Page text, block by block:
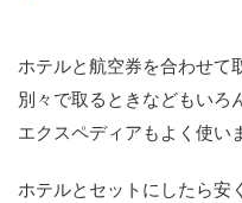
ホテルと航空券を合わせて
別々で取るときなどもいろ
エクスペディアもよく使い
ホテルとセットにしたら安